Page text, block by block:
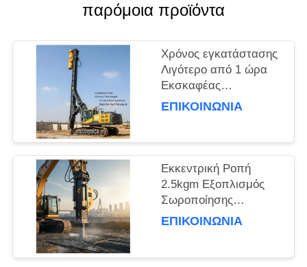
ΖΗΤΉΣΤΕ
ΈΝΑ
ΑΠΌΣΠΑΣΜΑ
SITEMAP
PRIVACY
POLICY
παρόμοια προϊόντα
Χρόνος εγκατάστασης
Λιγότερο από 1 ώρα
Εκσκαφέας
Εγκατεστημένος
172 Kn
Κατασκευασμένος για
διείσδυση στο έδαφος
ΕΠΙΚΟΙΝΩΝΙΑ
Εκκεντρική Ροπή
2.5kgm Εξοπλισμός
Σωροποίησης
Εκσκαφέα για
ΕΠΙΚΟΙΝΩΝΙΑ